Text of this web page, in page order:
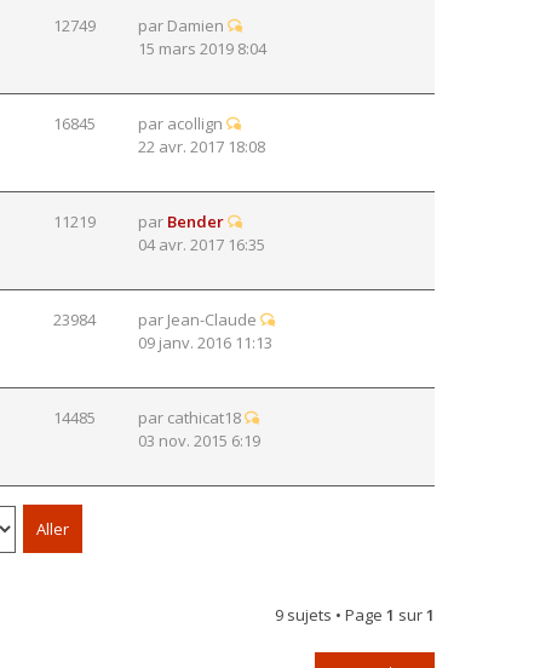
12749 par Damien
15 mars 2019 8:04
16845 par acollign
22 avr. 2017 18:08
11219 par Bender
04 avr. 2017 16:35
23984 par Jean-Claude
09 janv. 2016 11:13
14485 par cathicat18
03 nov. 2015 6:19
9 sujets • Page 1 sur1